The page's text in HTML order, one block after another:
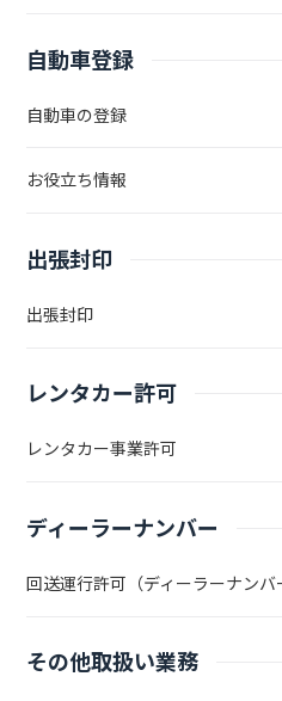
自動車登録
自動車の登録
お役立ち情報
出張封印
出張封印
レンタカー許可
レンタカー事業許可
ディーラーナンバー
回送運行許可（ディーラーナンバ
その他取扱い業務